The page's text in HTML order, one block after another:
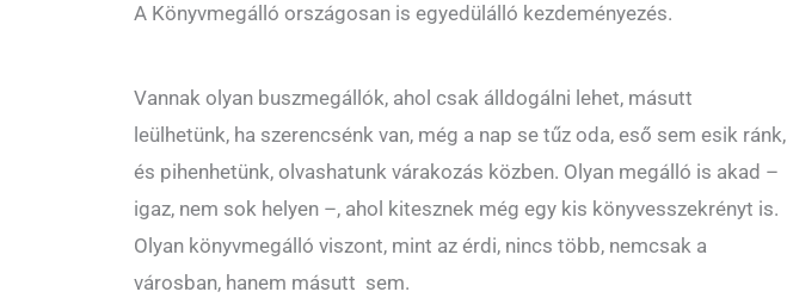
A Könyvmegálló országosan is egyedülálló kezdeményezés.
Vannak olyan buszmegállók, ahol csak álldogálni lehet, másutt
leülhetünk, ha szerencsénk van, még a nap se tűz oda, eső sem esik ránk,
és pihenhetünk, olvashatunk várakozás közben. Olyan megálló is akad –
igaz, nem sok helyen –, ahol kitesznek még egy kis könyvesszekrényt is.
Olyan könyvmegálló viszont, mint az érdi, nincs több, nemcsak a
városban, hanem másutt sem.